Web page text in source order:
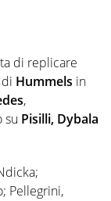
di replicare
Hummels in
,
su Pisilli, Dybala
Pellegrini,